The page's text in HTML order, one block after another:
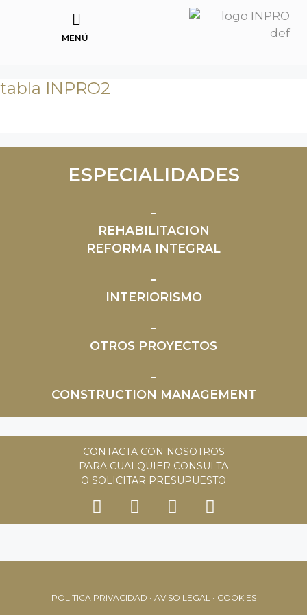
MENÚ
tabla INPRO2
ESPECIALIDADES
REHABILITACION
REFORMA INTEGRAL
INTERIORISMO
OTROS PROYECTOS
CONSTRUCTION MANAGEMENT
CONTACTA CON NOSOTROS
PARA CUALQUIER CONSULTA
O SOLICITAR PRESUPUESTO
POLÍTICA PRIVACIDAD • AVISO LEGAL • COOKIES